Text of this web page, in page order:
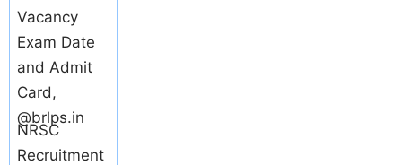
Vacancy
Exam Date
and Admit
Card,
@brlps.in
NRSC
Recruitment